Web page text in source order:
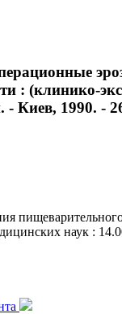
: (клинико-
- Киев, 1990. -
наук :